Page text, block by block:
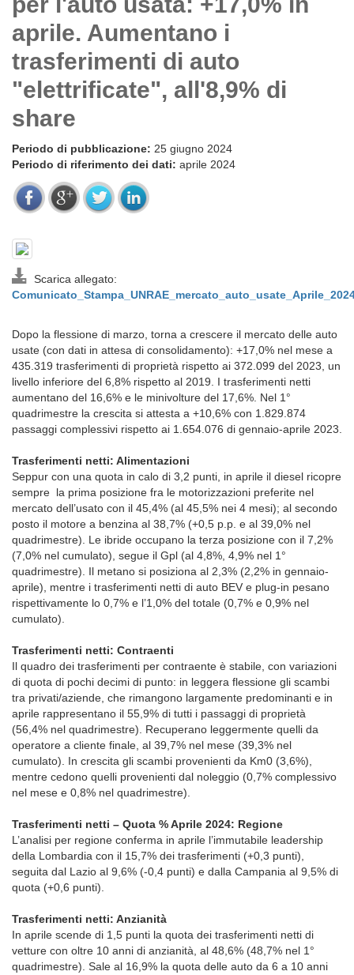
aprile. Aumentano i
trasferimenti di auto
"elettrificate", all'8,9% di
share
Periodo di pubblicazione: 25 giugno 2024
Periodo di riferimento dei dati: aprile 2024
Scarica allegato:
Dopo la flessione di marzo, torna a crescere il mercato delle auto
usate (con dati in attesa di consolidamento): +17,0% nel mese a
435.319 trasferimenti di proprietà rispetto ai 372.099 del 2023, un
livello inferiore del 6,8% rispetto al 2019. I trasferimenti netti
aumentano del 16,6% e le minivolture del 17,6%. Nel 1°
quadrimestre la crescita si attesta a +10,6% con 1.829.874
passaggi complessivi rispetto ai 1.654.076 di gennaio-aprile 2023.
Trasferimenti netti: Alimentazioni
Seppur con una quota in calo di 3,2 punti, in aprile il diesel ricopre
sempre la prima posizione fra le motorizzazioni preferite nel
mercato dell’usato con il 45,4% (al 45,5% nei 4 mesi); al secondo
posto il motore a benzina al 38,7% (+0,5 p.p. e al 39,0% nel
quadrimestre). Le ibride occupano la terza posizione con il 7,2%
(7,0% nel cumulato), segue il Gpl (al 4,8%, 4,9% nel 1°
quadrimestre). Il metano si posiziona al 2,3% (2,2% in gennaio-
aprile), mentre i trasferimenti netti di auto BEV e plug-in pesano
rispettivamente lo 0,7% e l’1,0% del totale (0,7% e 0,9% nel
cumulato).
Trasferimenti netti: Contraenti
Il quadro dei trasferimenti per contraente è stabile, con variazioni
di quota di pochi decimi di punto: in leggera flessione gli scambi
tra privati/aziende, che rimangono largamente predominanti e in
aprile rappresentano il 55,9% di tutti i passaggi di proprietà
(56,4% nel quadrimestre). Recuperano leggermente quelli da
operatore a cliente finale, al 39,7% nel mese (39,3% nel
cumulato). In crescita gli scambi provenienti da Km0 (3,6%),
mentre cedono quelli provenienti dal noleggio (0,7% complessivo
nel mese e 0,8% nel quadrimestre).
Trasferimenti netti – Quota % Aprile 2024: Regione
L’analisi per regione conferma in aprile l’immutabile leadership
della Lombardia con il 15,7% dei trasferimenti (+0,3 punti),
seguita dal Lazio al 9,6% (-0,4 punti) e dalla Campania al 9,5% di
quota (+0,6 punti).
Trasferimenti netti: Anzianità
In aprile scende di 1,5 punti la quota dei trasferimenti netti di
vetture con oltre 10 anni di anzianità, al 48,6% (48,7% nel 1°
quadrimestre). Sale al 16,9% la quota delle auto da 6 a 10 anni